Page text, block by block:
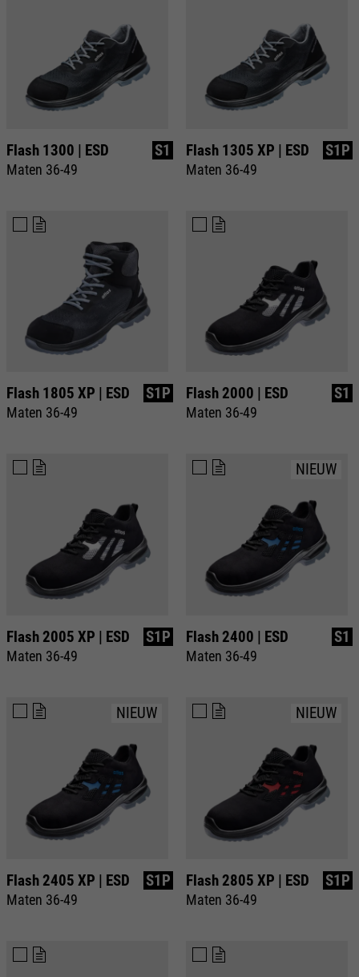
Flash 1300 | ESD
Maten 36-49
S1 Flash 1305 XP | ESD
Maten 36-49
S1P
Flash 1805 XP | ESD
Maten 36-49
S1P Flash 2000 | ESD
Maten 36-49
S1
Flash 2005 XP | ESD
Maten 36-49
S1P
NIEUW
Flash 2400 | ESD
Maten 36-49
S1
NIEUW
Flash 2405 XP | ESD
Maten 36-49
S1P
NIEUW
Flash 2805 XP | ESD
Maten 36-49
S1P